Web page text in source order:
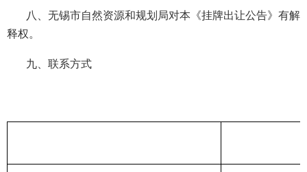
八、无锡市自然资源和规划局对本《挂牌出让公告》有解
释权。
九、联系方式